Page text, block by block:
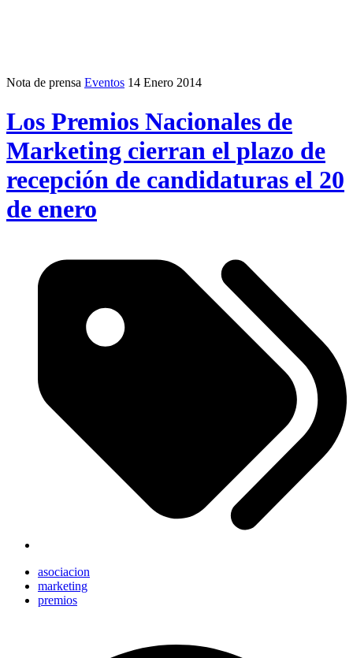
Nota de prensa Eventos 14 Enero 2014
Los Premios Nacionales de
Marketing cierran el plazo de
recepción de candidaturas el 20
de enero
asociacion
marketing
premios